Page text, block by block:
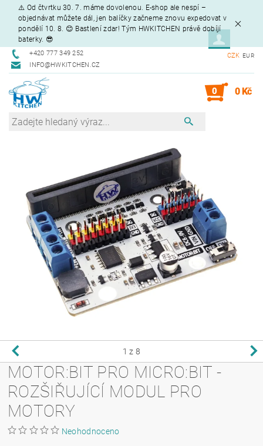
⚠️ Od čtvrtku 30. 7. máme dovolenou. E-shop ale nespí –
objednávat můžete dál, jen balíčky začneme znovu expedovat v
pondělí 10. 8. 😊 Bastlení zdar! Tým HWKITCHEN právě dobíjí
baterky. 😎
+420 777 349 252
INFO@HWKITCHEN.CZ
CZK EUR
0 0 Kč
1 z 8
MOTOR:BIT PRO MICRO:BIT -
ROZŠIŘUJÍCÍ MODUL PRO
MOTORY
Neohodnoceno